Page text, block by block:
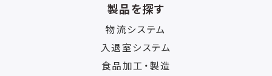
製品を探す
物流システム
入退室システム
食品加工・製造